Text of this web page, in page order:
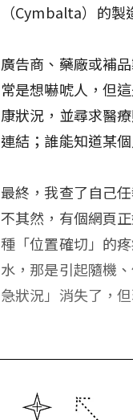
（Cymbalta）的製
廣告商、藥廠或補
常是想嚇唬人，但
康狀況，並尋求醫
連結；誰能知道某
最終，我查了自己
不其然，有個網頁
種「位置確切」的
水，那是引起隨機
急狀況」消失了，